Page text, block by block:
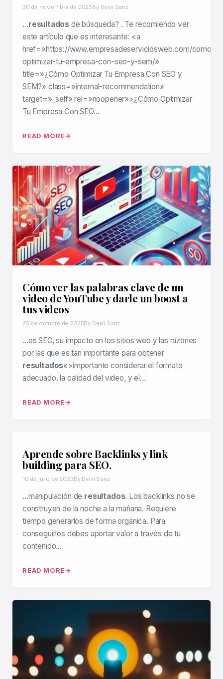
30 de noviembre de 2025By Deivi Sanz
…resultados de búsqueda? . Te recomiendo ver
este artículo que es interesante: <a
href=»https://www.empresadeserviciosweb.com/como-
optimizar-tu-empresa-con-seo-y-sem/»
title=»¿Cómo Optimizar Tu Empresa Con SEO y
SEM?» class=»internal-recommendation»
target=»_self» rel=»noopener»>¿Cómo Optimizar
Tu Empresa Con SEO…
READ MORE
Cómo ver las palabras clave de un
video de YouTube y darle un boost a
tus videos
25 de octubre de 2025By Deivi Sanz
…es SEO, su impacto en los sitios web y las razones
por las que es tan importante para obtener
resultados«>importante considerar el formato
adecuado, la calidad del video, y el…
READ MORE
Aprende sobre Backlinks y link
building para SEO.
10 de julio de 2023By Deivi Sanz
…manipulación de resultados. Los backlinks no se
construyen de la noche a la mañana. Requiere
tiempo generarlos de forma orgánica. Para
conseguirlos debes aportar valor a través de tu
contenido…
READ MORE